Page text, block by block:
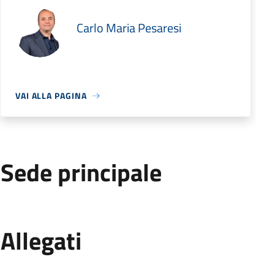
Carlo Maria Pesaresi
VAI ALLA PAGINA
Sede principale
Allegati